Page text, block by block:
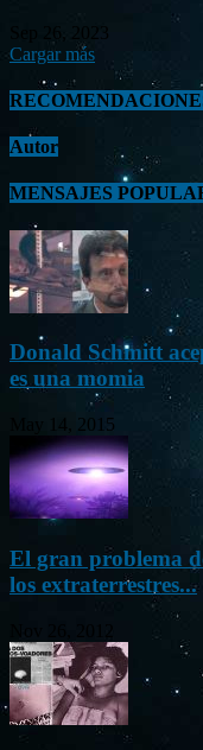
Sep 26, 2023
Cargar más
Autor
MENSAJES
Donald Schmitt
es una momia
May 14, 2015
El gran problema
los extraterrestres...